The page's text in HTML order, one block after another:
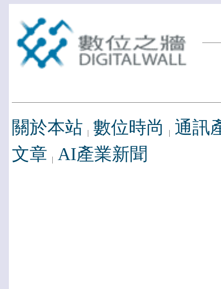
關於本站 數位時尚
通訊
文章 AI產業新聞